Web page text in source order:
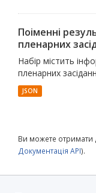
Поіменні
пленарних
Набір містить
пленарних
JSON
Ви можете отримати
Документація API).